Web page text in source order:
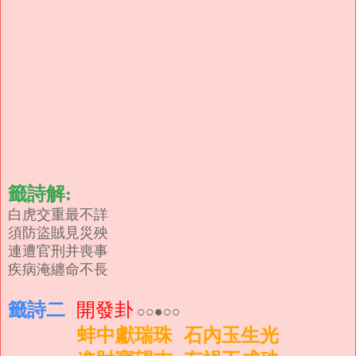
籤詩解:
白虎交重最不詳
須防盜賊見災殃
連遭官刑并喪事
疾病淹纏命不長
籤詩二 開發卦 ○○●○○
蚌中獻瑞珠 石內玉生光